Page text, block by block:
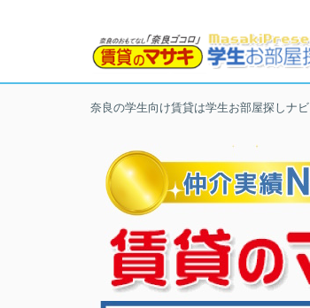
奈良の学生向け賃貸は学生お部屋探しナビ